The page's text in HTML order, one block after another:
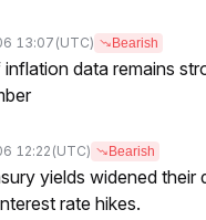
13:07 (UTC) Bearish
inflation data remains
12:22 (UTC) Bearish
yields widened
rate hikes.